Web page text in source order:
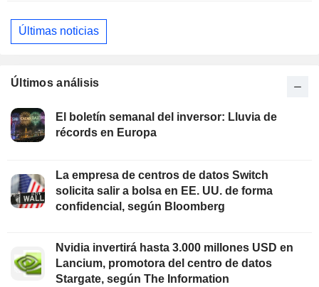
Últimas noticias
Últimos análisis
El boletín semanal del inversor: Lluvia de
récords en Europa
La empresa de centros de datos Switch
solicita salir a bolsa en EE. UU. de forma
confidencial, según Bloomberg
Nvidia invertirá hasta 3.000 millones USD en
Lancium, promotora del centro de datos
Stargate, según The Information